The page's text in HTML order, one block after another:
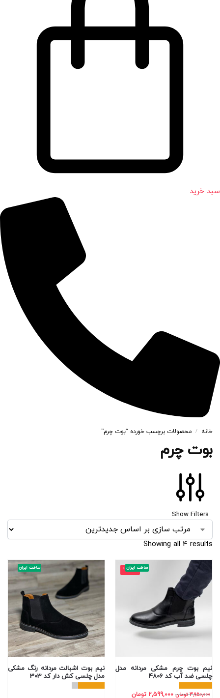
سبد خرید
خانه / محصولات برچسب خورده “بوت چرم”
بوت چرم
Show Filters
Showing all 4 results
نیم بوت چرم مشکی مردانه مدل
چلسی ضد آب کد 4806
3,950,000 تومان 2,599,000 تومان
ساخت ایران
نیم بوت اشبالت مردانه رنگ مشکی
مدل چلسی کش دار کد 303
ساخت ایران